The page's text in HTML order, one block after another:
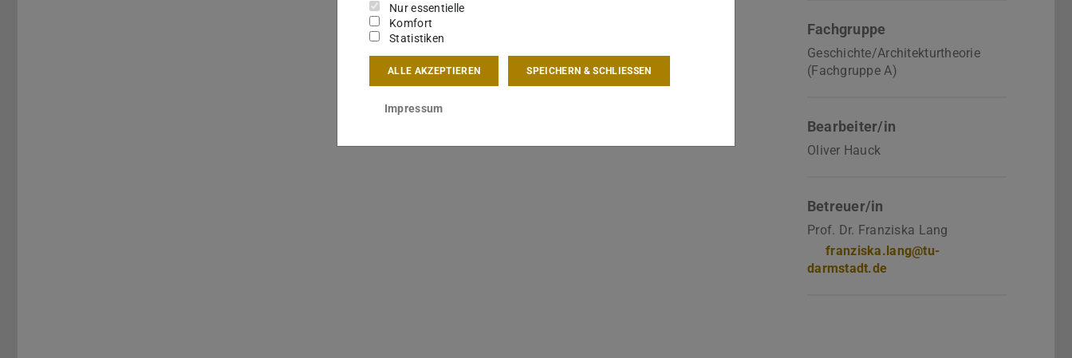
Fachgruppe
Geschichte/Architekturtheorie
(Fachgruppe A)
Bearbeiter/in
Oliver Hauck
Betreuer/in
Prof. Dr. Franziska Lang
franziska.lang@tu-
darmstadt.de
Nur essentielle
Komfort
Statistiken
ALLE AKZEPTIEREN SPEICHERN & SCHLIESSEN
Impressum